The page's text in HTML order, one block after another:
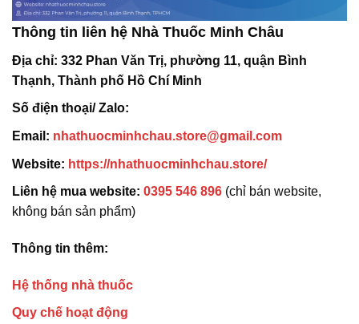
Thông tin liên hệ Nhà Thuốc Minh Châu
Địa chỉ: 332 Phan Văn Trị, phường 11, quận Bình
Thạnh, Thành phố Hồ Chí Minh
Số điện thoại/ Zalo:
Email: nhathuocminhchau.store@gmail.com
Website: https://nhathuocminhchau.store/
Liên hệ mua website: 0395 546 896 (chỉ bán website,
không bán sản phẩm)
Thông tin thêm:
Hệ thống nhà thuốc
Quy chế hoạt động